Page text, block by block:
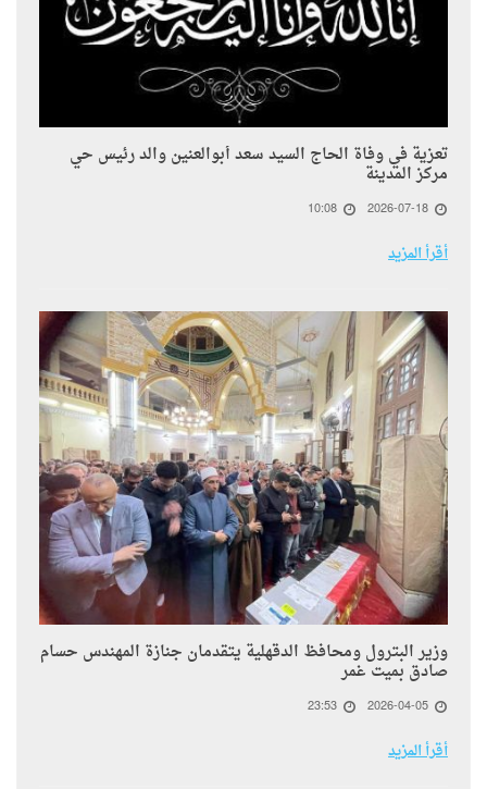
تعزية في وفاة الحاج السيد سعد أبوالعنين والد رئيس حي
مركز المدينة
2026-07-18
10:08
أقرأ المزيد
وزير البترول ومحافظ الدقهلية يتقدمان جنازة المهندس حسام
صادق بميت غمر
2026-04-05
23:53
أقرأ المزيد